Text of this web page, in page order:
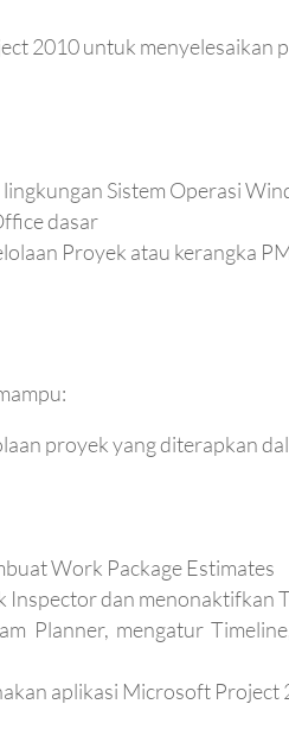
2010 untuk menyelesaikan
Sistem Operasi
dasar
Proyek atau kerangka
proyek yang diterapkan
Work Package Estimates
Inspector dan menonaktifkan
Planner, mengatur
aplikasi Microsoft Project